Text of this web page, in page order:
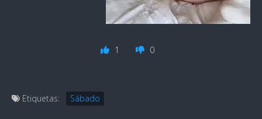
1 0
Etiquetas: Sábado